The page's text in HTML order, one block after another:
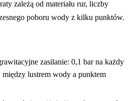
zależą od materiału rur, liczby
poboru wody z kilku punktów.
zasilanie: 0,1 bar na każdy
lustrem wody a punktem